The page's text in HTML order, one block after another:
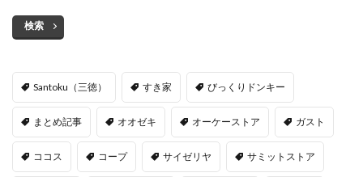
検索
Santoku（三徳） すき家 びっくりドンキー
まとめ記事 オオゼキ オーケーストア ガスト
ココス コープ サイゼリヤ サミットストア